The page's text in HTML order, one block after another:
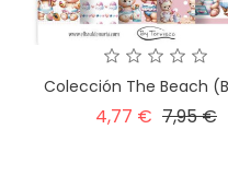
Colección The Beach
4,77 € Precio
7,95 €